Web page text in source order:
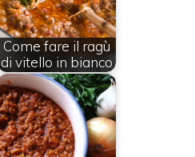
Come fare il ragù
di vitello in bianco